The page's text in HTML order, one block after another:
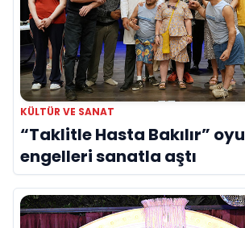
KÜLTÜR VE SANAT
“Taklitle Hasta Bakılır”
engelleri sanatla aştı